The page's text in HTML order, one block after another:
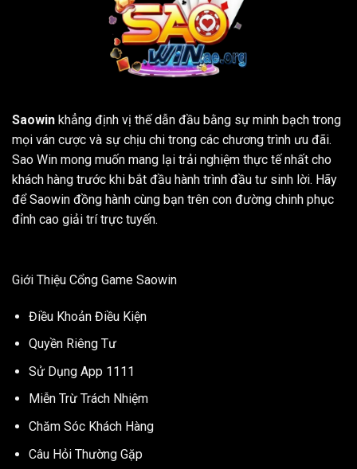
Saowin khẳng định vị thế dẫn đầu bằng sự minh bạch trong
mọi ván cược và sự chịu chi trong các chương trình ưu đãi.
Sao Win mong muốn mang lại trải nghiệm thực tế nhất cho
khách hàng trước khi bắt đầu hành trình đầu tư sinh lời. Hãy
để Saowin đồng hành cùng bạn trên con đường chinh phục
đỉnh cao giải trí trực tuyến.
Giới Thiệu Cổng Game Saowin
Điều Khoản Điều Kiện
Quyền Riêng Tư
Sử Dụng App 1111
Miễn Trừ Trách Nhiệm
Chăm Sóc Khách Hàng
Câu Hỏi Thường Gặp